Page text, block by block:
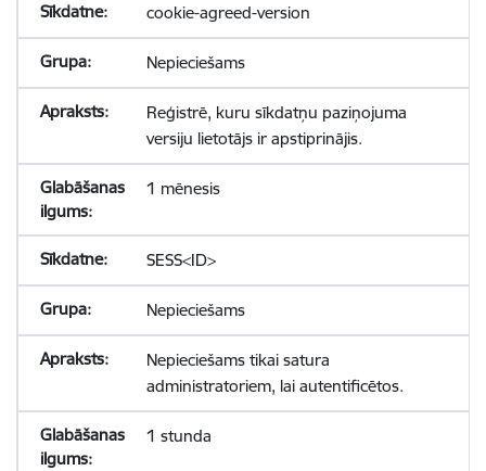
cookie-agreed-version
Nepieciešams
Reģistrē, kuru sīkdatņu paziņojuma
versiju lietotājs ir apstiprinājis.
1 mēnesis
SESS<ID>
Nepieciešams
Nepieciešams tikai satura
administratoriem, lai autentificētos.
1 stunda